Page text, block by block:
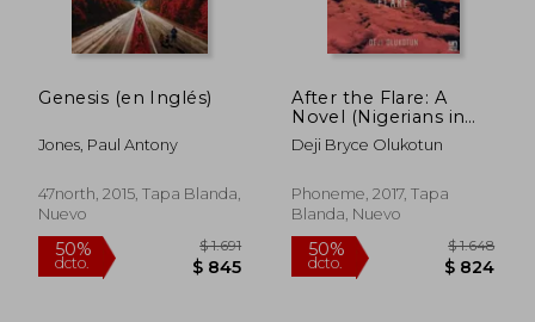
50%
dcto. $ 1.028
45%
dcto.
Genesis (en Inglés)
Jones, Paul Antony
47north, 2015, Tapa Blanda,
Nuevo
After the Flare: A
Novel (Nigerians in
Space) (en Inglés)
Deji Bryce Olukotun
Phoneme, 2017, Tapa
Blanda, Nuevo